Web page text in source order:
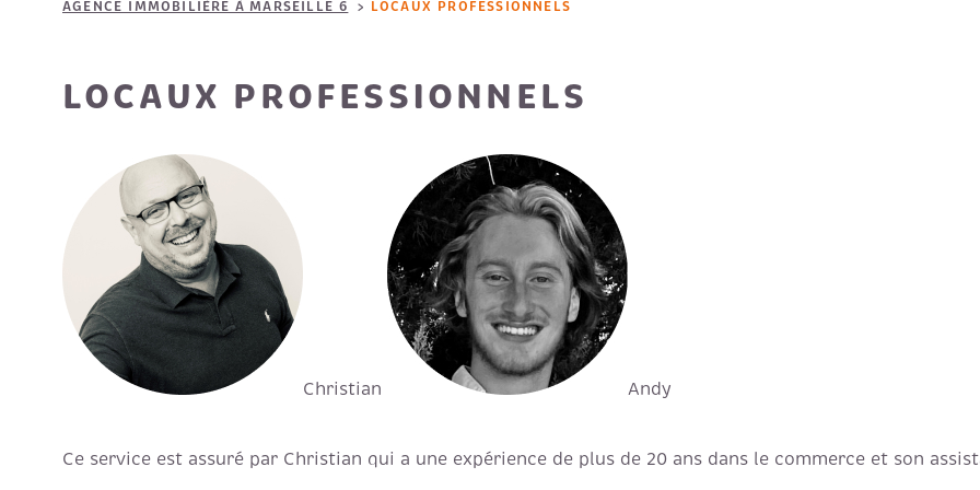
AGENCE IMMOBILIÈRE À MARSEILLE 6 LOCAUX PROFESSIONNELS
LOCAUX PROFESSIONNELS
Christian Andy
Ce service est assuré par Christian qui a une expérience de plus de 20 ans dans le commerce et son